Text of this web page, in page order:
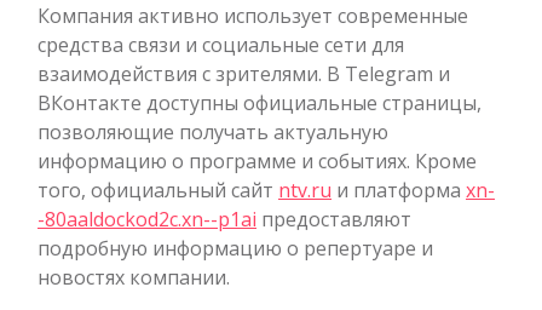
Компания активно использует современные
средства связи и социальные сети для
взаимодействия с зрителями. В Telegram и
ВКонтакте доступны официальные страницы,
позволяющие получать актуальную
информацию о программе и событиях. Кроме
того, официальный сайт ntv.ru и платформа xn-
-80aaldockod2c.xn--p1ai предоставляют
подробную информацию о репертуаре и
новостях компании.